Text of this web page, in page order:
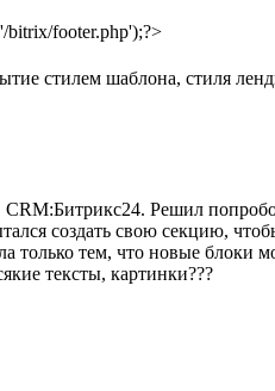
footer.php');?>
стилем шаблона, стиля
Решил
создать свою секцию,
только тем, что новые
тексты, картинки???